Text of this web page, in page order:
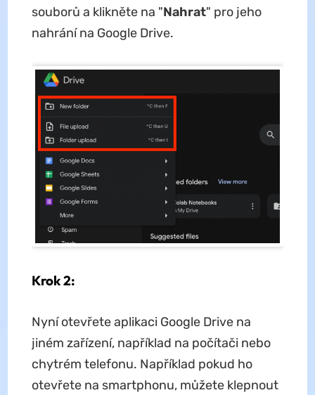
souborů a klikněte na "Nahrat" pro jeho
nahrání na Google Drive.
Krok 2:
Nyní otevřete aplikaci Google Drive na
jiném zařízení, například na počítači nebo
chytrém telefonu. Například pokud ho
otevřete na smartphonu, můžete klepnout